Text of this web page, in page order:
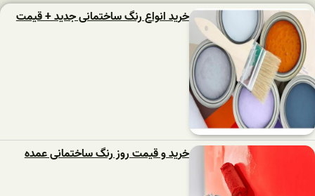
خرید انواع رنگ ساختمانی جدید + قیمت
خرید و قیمت روز رنگ ساختمانی عمده